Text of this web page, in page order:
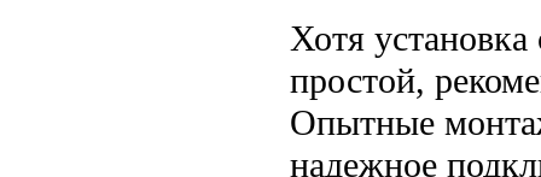
Хотя
простой,
Опытные
надежное